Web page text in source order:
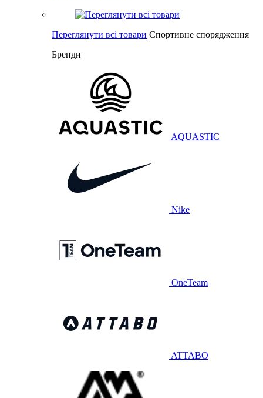
Переглянути всі товари Спортивне спорядження
Бренди
AQUASTIC
Nike
OneTeam
ATTABO